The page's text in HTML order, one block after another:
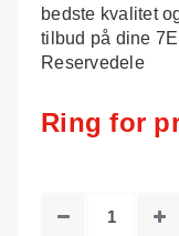
bedste kvalitet
tilbud på dine
Reservedele
Ring for